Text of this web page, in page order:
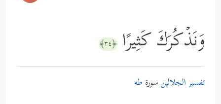
وَنَذۡكُرَكَ كَثِیرًا ﴿٣٤﴾
تفسير الجلالينسورة طه